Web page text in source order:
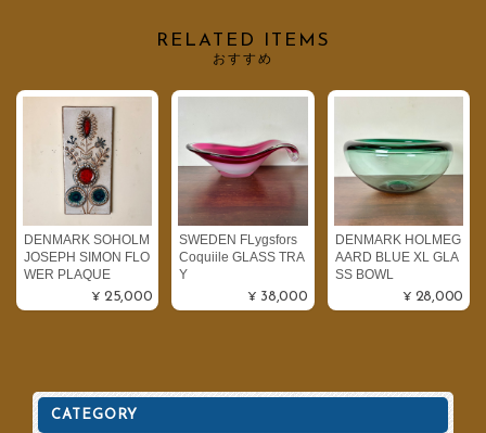
RELATED ITEMS
おすすめ
DENMARK SOHOLM
JOSEPH SIMON FLO
WER PLAQUE
¥25,000
SWEDEN FLygsfors
Coquiile GLASS TRA
Y
¥38,000
DENMARK HOLMEG
AARD BLUE XL GLA
SS BOWL
¥28,000
CATEGORY